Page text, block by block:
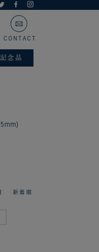
CONTACT
念品
新着順